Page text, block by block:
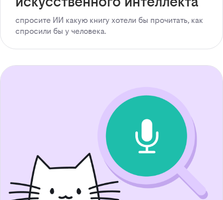
спросите ИИ какую книгу хотели бы прочитать, как
спросили бы у человека.